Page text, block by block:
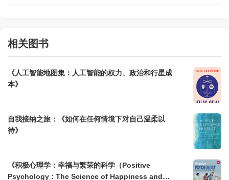
相关图书
《人工智能地图集：人工智能的权力、政治和行星成
本》
自我接纳之旅：《如何在任何情境下对自己温柔以
待》
《积极心理学：幸福与繁荣的科学（Positive
Psychology : The Science of Happiness and